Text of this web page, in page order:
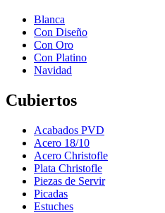
Blanca
Con Diseño
Con Oro
Con Platino
Navidad
Cubiertos
Acabados PVD
Acero 18/10
Acero Christofle
Plata Christofle
Piezas de Servir
Picadas
Estuches